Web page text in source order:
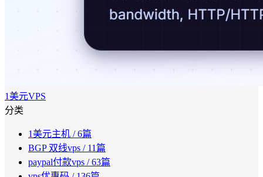
1美元VPS
分类
1美元主机 / 6篇
BGP 双线vps / 11篇
paypal付款vps / 63篇